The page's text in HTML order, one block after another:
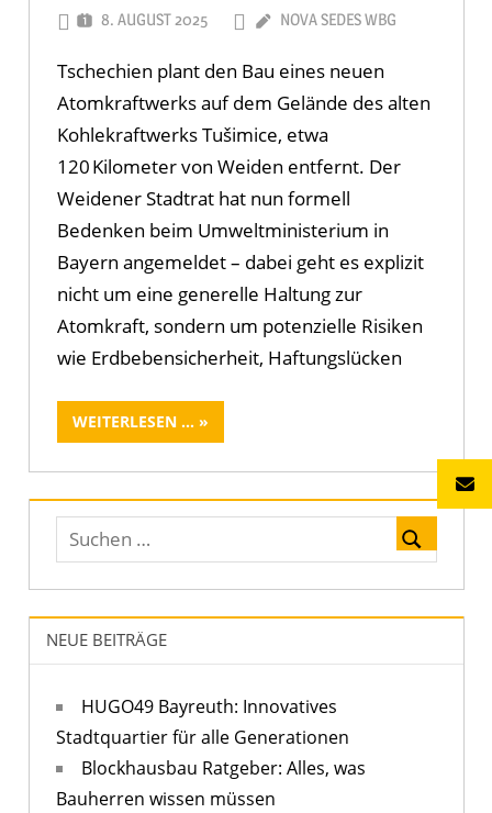
8. AUGUST 2025 NOVA SEDES WBG
Tschechien plant den Bau eines neuen
Atomkraftwerks auf dem Gelände des alten
Kohlekraftwerks Tušimice, etwa
120 Kilometer von Weiden entfernt. Der
Weidener Stadtrat hat nun formell
Bedenken beim Umweltministerium in
Bayern angemeldet – dabei geht es explizit
nicht um eine generelle Haltung zur
Atomkraft, sondern um potenzielle Risiken
wie Erdbebensicherheit, Haftungslücken
WEITERLESEN ...
NEUE BEITRÄGE
HUGO49 Bayreuth: Innovatives
Stadtquartier für alle Generationen
Blockhausbau Ratgeber: Alles, was
Bauherren wissen müssen